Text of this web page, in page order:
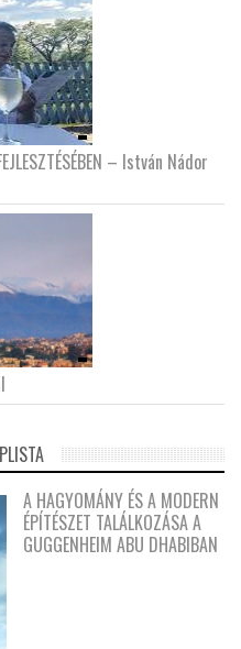
– István Nádor
A HAGYOMÁNY ÉS A MODERN
ÉPÍTÉSZET TALÁLKOZÁSA A
GUGGENHEIM ABU DHABIBAN